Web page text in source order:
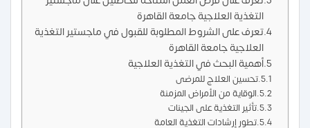
التغذية العلاجية جامعة القاهرة
تعرف على الشروط المطلوبة للقبول في ماجستير التغذية
العلاجية جامعة القاهرة
أهمية البحث في التغذية العلاجية
تحسين العلاج للمرضى
الوقاية من الأمراض المزمنة
تأثير التغذية على الجينات
تطور إرشادات التغذية العامة